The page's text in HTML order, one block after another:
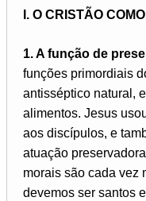
I. O CRISTÃO
1. A função de
funções primordiais
antisséptico natural,
alimentos. Jesus
aos discípulos, e
atuação
morais são cada vez
devemos ser santos